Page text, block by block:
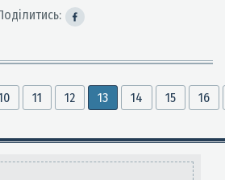
11 12 13 14 15 16